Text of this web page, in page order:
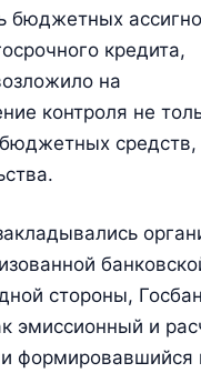
бюджетных
кредита,
на
контроля не
средств,
стороны,
эмиссионный и
формировавшийся